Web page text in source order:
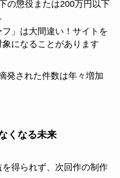
の懲役または200万円以下
フ」は大間違い！サイトを
になることがあります
発された件数は年々増加
くなる未来
得られず、次回作の制作